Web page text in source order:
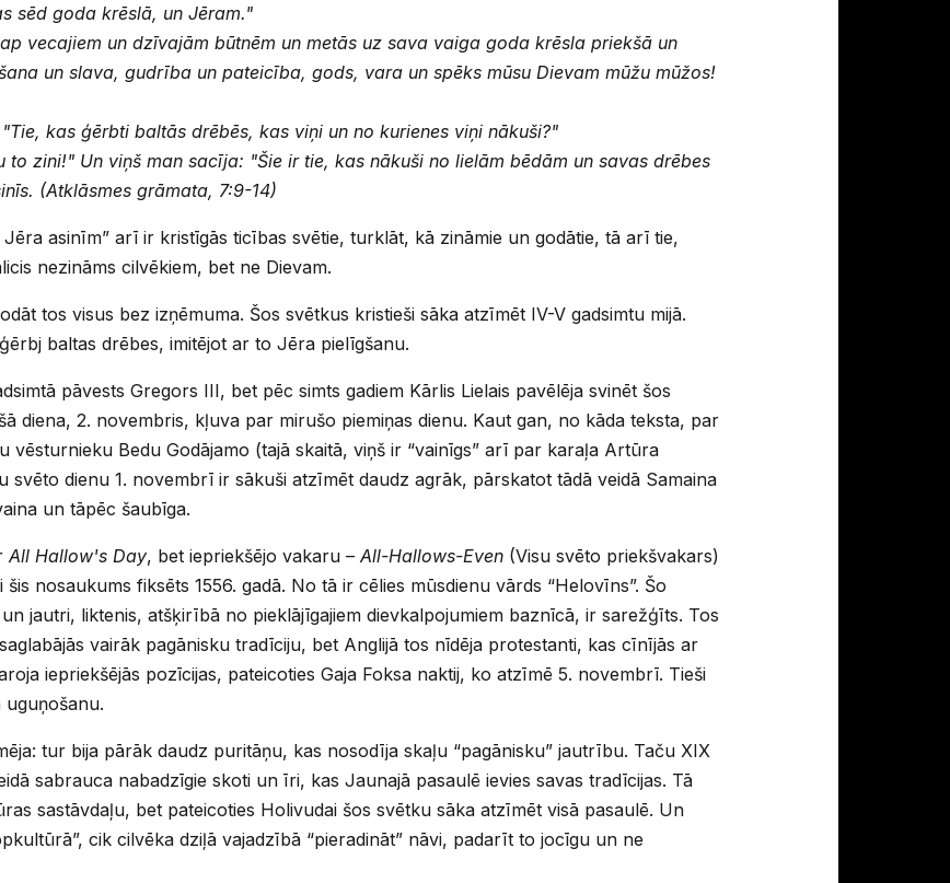
sēd goda krēslā, un Jēram."
vecajiem un dzīvajām būtnēm un metās uz sava vaiga goda krēsla priekšā un
un slava, gudrība un pateicība, gods, vara un spēks mūsu Dievam mūžu mūžos!
kas ģērbti baltās drēbēs, kas viņi un no kurienes viņi nākuši?"
to zini!" Un viņš man sacīja: "Šie ir tie, kas nākuši no lielām bēdām un savas drēbes
(Atklāsmes grāmata, 7:9-14)
asinīm” arī ir kristīgās ticības svētie, turklāt, kā zināmie un godātie, tā arī tie,
nezināms cilvēkiem, bet ne Dievam.
tos visus bez izņēmuma. Šos svētkus kristieši sāka atzīmēt IV-V gadsimtu mijā.
baltas drēbes, imitējot ar to Jēra pielīgšanu.
pāvests Gregors III, bet pēc simts gadiem Kārlis Lielais pavēlēja svinēt šos
diena, 2. novembris, kļuva par mirušo piemiņas dienu. Kaut gan, no kāda teksta, par
vēsturnieku Bedu Godājamo (tajā skaitā, viņš ir “vainīgs” arī par karaļa Artūra
svēto dienu 1. novembrī ir sākuši atzīmēt daudz agrāk, pārskatot tādā veidā Samaina
un tāpēc šaubīga.
All Hallow's Day, bet iepriekšējo vakaru – All-Hallows-Even (Visu svēto priekšvakars)
šis nosaukums fiksēts 1556. gadā. No tā ir cēlies mūsdienu vārds “Helovīns”. Šo
jautri, liktenis, atšķirībā no pieklājīgajiem dievkalpojumiem baznīcā, ir sarežģīts. Tos
vairāk pagānisku tradīciju, bet Anglijā tos nīdēja protestanti, kas cīnījās ar
iepriekšējās pozīcijas, pateicoties Gaja Foksa naktij, ko atzīmē 5. novembrī. Tieši
tur bija pārāk daudz puritāņu, kas nosodīja skaļu “pagānisku” jautrību. Taču XIX
sabrauca nabadzīgie skoti un īri, kas Jaunajā pasaulē ievies savas tradīcijas. Tā
sastāvdaļu, bet pateicoties Holivudai šos svētku sāka atzīmēt visā pasaulē. Un
cik cilvēka dziļā vajadzībā “pieradināt” nāvi, padarīt to jocīgu un ne